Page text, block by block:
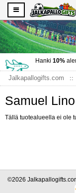
Hanki 10%
Jalkapallogifts.com
Samuel
Tällä tuotealueella ei ole
©2026